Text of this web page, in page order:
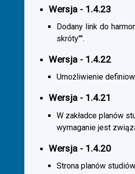
Wersja - 1.4.23
Dodany link do
skróty"".
Wersja - 1.4.22
Umożliwienie
Wersja - 1.4.21
W zakładce planów
wymaganie jest
Wersja - 1.4.20
Strona planów